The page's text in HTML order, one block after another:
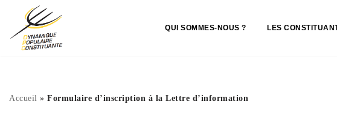
Aller
contenu
QUI SOMMES-NOUS ? LES
Accueil » Formulaire d’inscription à la Lettre d’information